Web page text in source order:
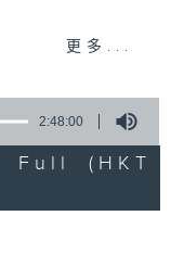
醫生）
更多...
2:48:00
(HKT